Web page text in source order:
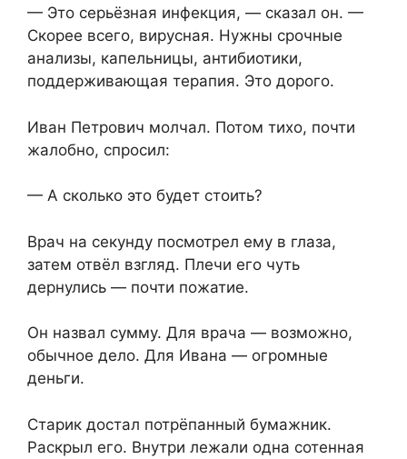
— Это серьёзная инфекция, — сказал он. —
Скорее всего, вирусная. Нужны срочные
анализы, капельницы, антибиотики,
поддерживающая терапия. Это дорого.
Иван Петрович молчал. Потом тихо, почти
жалобно, спросил:
— А сколько это будет стоить?
Врач на секунду посмотрел ему в глаза,
затем отвёл взгляд. Плечи его чуть
дернулись — почти пожатие.
Он назвал сумму. Для врача — возможно,
обычное дело. Для Ивана — огромные
деньги.
Старик достал потрёпанный бумажник.
Раскрыл его. Внутри лежали одна сотенная